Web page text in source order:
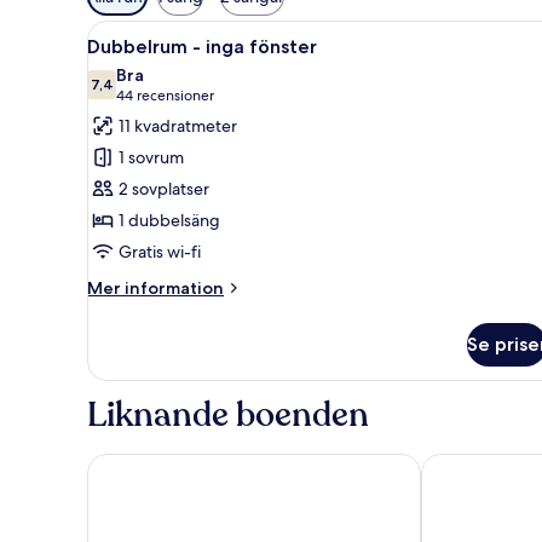
filter
för
rum
Öppna
alla
foton
för
Dubbelrum
-
inga
fönster
Ett modernt sovrum med en
6
Dubbelrum - inga fönster
7,47,4 av 10
Bra
44 recensioner
(44 recensioner)
11 kvadratmeter
1 sovrum
2 sovplatser
1 dubbelsäng
Gratis wi-fi
Mer information
Mer
-
inga
fönster
Se
Liknande boenden
Comfort Hotel Xpress Stockholm CentralMosebacke